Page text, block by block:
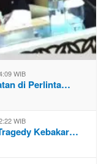
WIB
di Perlinta…
WIB
Kebakar…